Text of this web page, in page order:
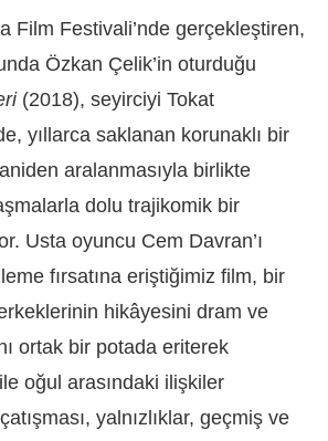
Film Festivali’nde gerçekleştiren,
Özkan Çelik’in oturduğu
(2018), seyirciyi Tokat
yıllarca saklanan korunaklı bir
aniden aralanmasıyla birlikte
dolu trajikomik bir
Usta oyuncu Cem Davran’ı
fırsatına eriştiğimiz film, bir
hikâyesini dram ve
ortak bir potada eriterek
oğul arasındaki ilişkiler
yalnızlıklar, geçmiş ve